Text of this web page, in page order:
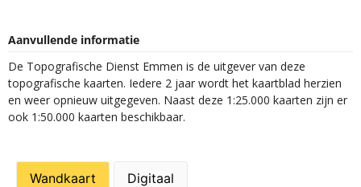
Aanvullende informatie
De Topografische Dienst Emmen is de uitgever van deze
topografische kaarten. Iedere 2 jaar wordt het kaartblad herzien
en weer opnieuw uitgegeven. Naast deze 1:25.000 kaarten zijn er
ook 1:50.000 kaarten beschikbaar.
Wandkaart Digitaal